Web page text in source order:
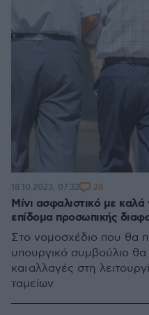
Μίνι ασφαλιστικό με καλά
επίδομα προσωπικής
Στο νομοσχέδιο που θα
υπουργικό συμβούλιο θα
και αλλαγές στη
ταμείων
18.10.2023, 07:32 28